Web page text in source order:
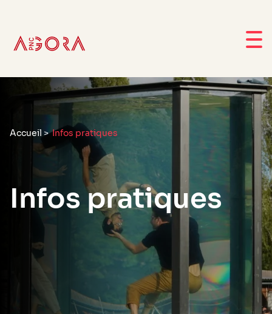
Accueil >Infos pratiques
Infos pratiques